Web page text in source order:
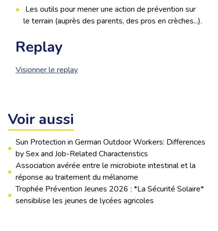
Les outils pour mener une action de prévention sur
le terrain (auprès des parents, des pros en crèches...).
Replay
Visionner le replay
Voir aussi
•
Sun Protection in German Outdoor Workers: Differences
by Sex and Job-Related Characteristics
•
Association avérée entre le microbiote intestinal et la
réponse au traitement du mélanome
•
Trophée Prévention Jeunes 2026 : *La Sécurité Solaire*
sensibilise les jeunes de lycées agricoles